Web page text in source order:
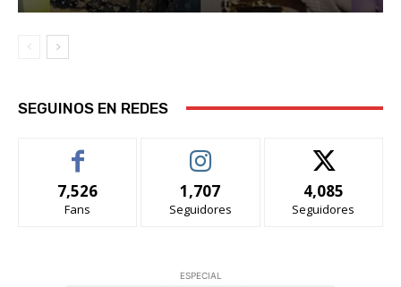
SEGUINOS EN REDES
7,526
Fans
1,707
Seguidores
4,085
Seguidores
ESPECIAL